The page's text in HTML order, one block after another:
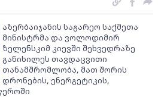
აზერბაიჯანის საგარეო საქმეთა
მინისტრმა და ვოლოდიმირ
ზელენსკიმ კიევში შეხვედრაზე
განიხილეს თავდაცვითი
თანამშრომლობა, მათ შორის
დრონების, ენერგეტიკის,